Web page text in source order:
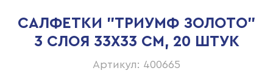
САЛФЕТКИ "ТРИУМФ ЗОЛОТО"
3 СЛОЯ 33Х33 СМ, 20 ШТУК
Артикул: 400665